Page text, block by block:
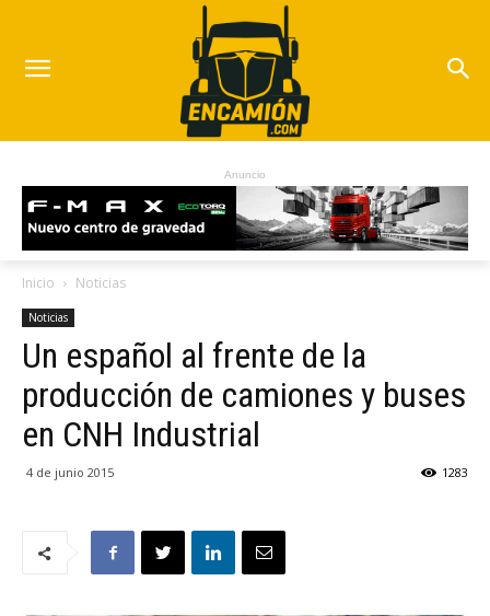
Anuncio
Inicio Noticias
Noticias
Un español al frente de la
producción de camiones y buses
en CNH Industrial
4 de junio 2015 1283